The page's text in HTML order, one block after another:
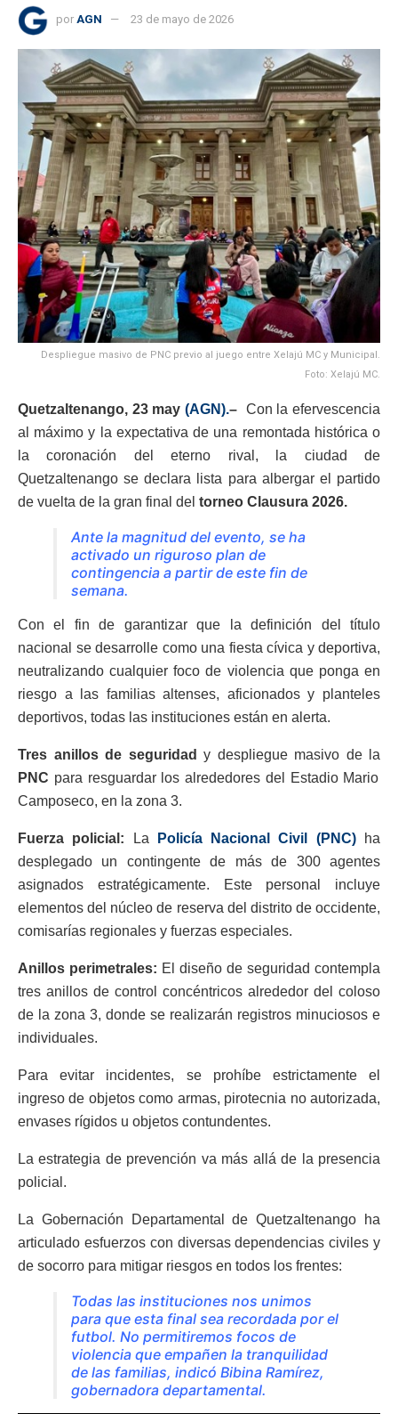
por AGN 23 de mayo de 2026
Despliegue masivo de PNC previo al juego entre Xelajú MC y Municipal.
Foto: Xelajú MC.
Quetzaltenango, 23 may (AGN).– Con la efervescencia
al máximo y la expectativa de una remontada histórica o
la coronación del eterno rival, la ciudad de
Quetzaltenango se declara lista para albergar el partido
de vuelta de la gran final del torneo Clausura 2026.
Ante la magnitud del evento, se ha
activado un riguroso plan de
contingencia a partir de este fin de
semana.
Con el fin de garantizar que la definición del título
nacional se desarrolle como una fiesta cívica y deportiva,
neutralizando cualquier foco de violencia que ponga en
riesgo a las familias altenses, aficionados y planteles
deportivos, todas las instituciones están en alerta.
​Tres anillos de seguridad y despliegue masivo de la
PNC para resguardar los alrededores del Estadio Mario
Camposeco, en la zona 3.
​Fuerza policial: La Policía Nacional Civil (PNC)ha
desplegado un contingente de más de 300 agentes
asignados estratégicamente. Este personal incluye
elementos del núcleo de reserva del distrito de occidente,
comisarías regionales y fuerzas especiales.
​Anillos perimetrales: El diseño de seguridad contempla
tres anillos de control concéntricos alrededor del coloso
de la zona 3, donde se realizarán registros minuciosos e
individuales.
Para evitar incidentes, se prohíbe estrictamente el
ingreso de objetos como armas, pirotecnia no autorizada,
envases rígidos u objetos contundentes.
​La estrategia de prevención va más allá de la presencia
policial.
La Gobernación Departamental de Quetzaltenango ha
articulado esfuerzos con diversas dependencias civiles y
de socorro para mitigar riesgos en todos los frentes:
​Todas las instituciones nos unimos
para que esta final sea recordada por el
futbol. No permitiremos focos de
violencia que empañen la tranquilidad
de las familias, indicó Bibina Ramírez,
gobernadora departamental.